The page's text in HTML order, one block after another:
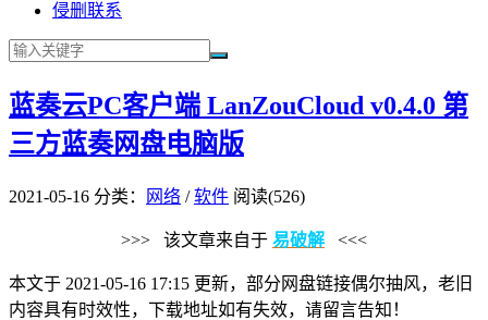
侵删联系
蓝奏云PC客户端 LanZouCloud v0.4.0 第
三方蓝奏网盘电脑版
2021-05-16 分类： 网络 /软件 阅读(526)
>>> 该文章来自于 易破解 <<<
本文于 2021-05-16 17:15 更新，部分网盘链接偶尔抽风，老旧
内容具有时效性，下载地址如有失效，请留言告知！